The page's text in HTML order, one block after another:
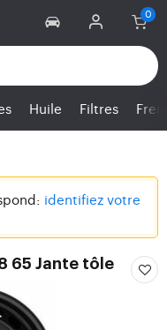
Huile Filtres
identifiez votre
65 Jante tôle